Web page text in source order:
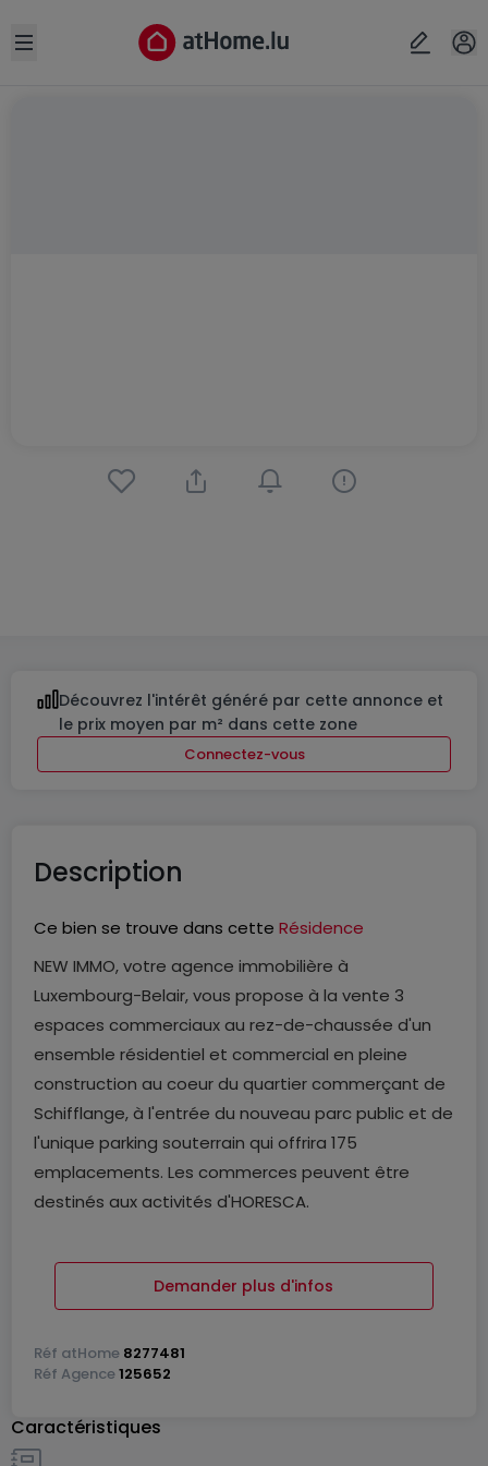
Open sidebar
Découvrez l'intérêt généré par cette annonce et
le prix moyen par m² dans cette zone
Connectez-vous
Description
Ce bien se trouve dans cette Résidence
NEW IMMO, votre agence immobilière à
Luxembourg-Belair, vous propose à la vente 3
espaces commerciaux au rez-de-chaussée d'un
ensemble résidentiel et commercial en pleine
construction au coeur du quartier commerçant de
Schifflange, à l'entrée du nouveau parc public et de
l'unique parking souterrain qui offrira 175
emplacements. Les commerces peuvent être
destinés aux activités d'HORESCA.
Commerce 01 : espace commercial de ± 104 m2
tout en longueur avec une belle visibilité grâce aux
niveau de la rue.
situé à l'avant de la résidence avec une excellente
Demander plus d'infos
Réf atHome 8277481
Réf Agence125652
Caractéristiques